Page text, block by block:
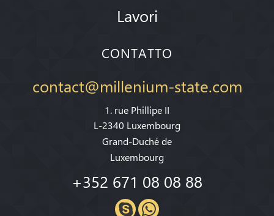
Lavori
CONTATTO
contact@millenium-state.com
1. rue Phillipe II
L-2340 Luxembourg
Grand-Duché de
Luxembourg
+352 671 08 08 88